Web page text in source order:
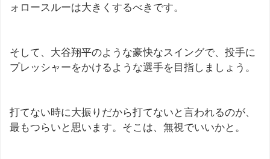
ォロースルーは大きくするべきです。
そして、大谷翔平のような豪快なスイングで、投手に
プレッシャーをかけるような選手を目指しましょう。
打てない時に大振りだから打てないと言われるのが、
最もつらいと思います。そこは、無視でいいかと。